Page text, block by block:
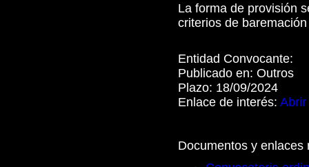
La forma de provisión
criterios de
Entidad Convocante:
Publicado en: Outros
Plazo: 18/09/2024
Enlace de interés: Abrir
Documentos y enlaces